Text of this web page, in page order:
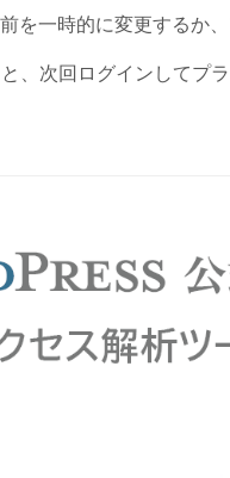
を一時的に変更するか
、次回ログインしてプ